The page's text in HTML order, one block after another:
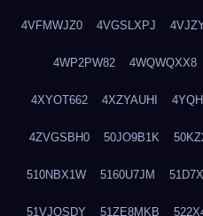
4VFMWJZ0 4VGSLXPJ
4WP2PW82 4WQWQXX8
4XYOT662 4XZYAUHI
4ZVGSBH0 50JO9B1K
510NBX1W 5160U7JM
51VJOSDY 51ZE8MKB